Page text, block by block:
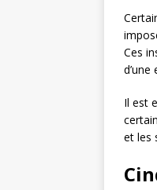
Ces
Il est
et les